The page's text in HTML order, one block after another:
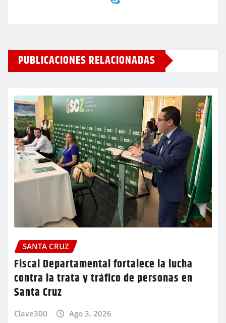
PUBLICACIONES RELACIONADAS
SANTA CRUZ
Fiscal Departamental fortalece la lucha
contra la trata y tráfico de personas en
Santa Cruz
Clave300 Ago 3, 2026